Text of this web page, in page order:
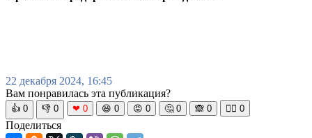
22 декабря 2024, 16:45
Вам понравилась эта публикация?
👍 0 👎 0 ❤ 0 😆 0 😡 0 🤔 0 🙈 0 🧘‍♀️ 0
Поделиться